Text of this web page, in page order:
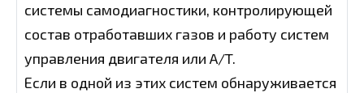
системы самодиагностики, контролирующей
состав отработавших газов и работу систем
управления двигателя или A/T.
Если в одной из этих систем обнаруживается